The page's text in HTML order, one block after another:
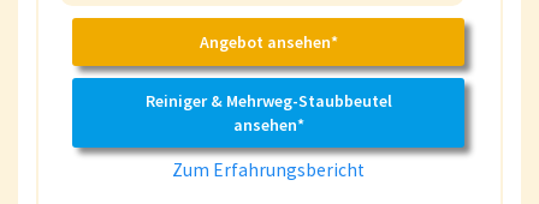
Angebot ansehen*
Reiniger & Mehrweg-Staubbeutel
ansehen*
Zum Erfahrungsbericht